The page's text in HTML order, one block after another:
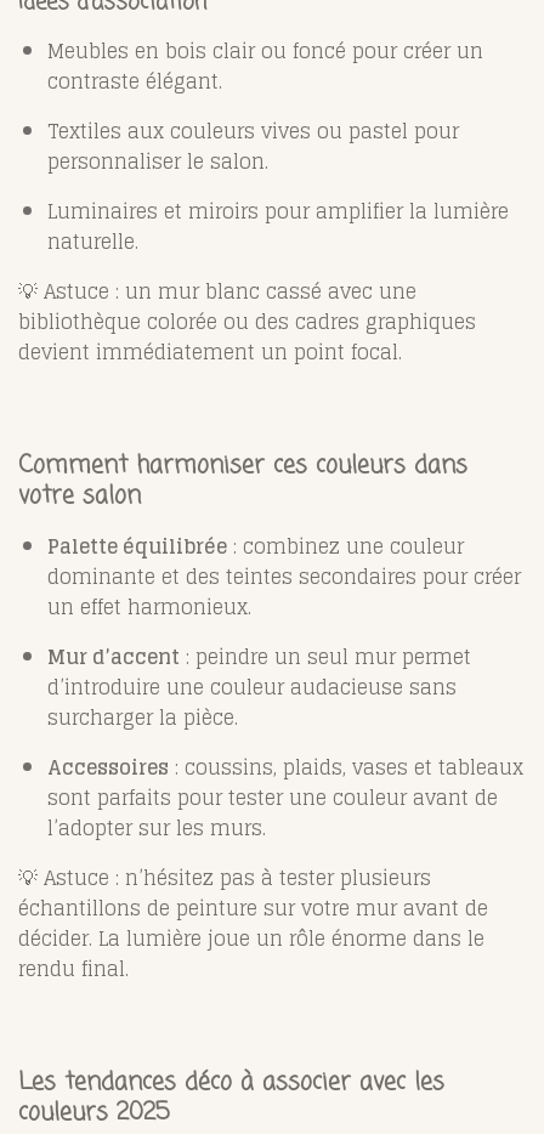
Meubles en bois clair ou foncé pour créer un
contraste élégant.
Textiles aux couleurs vives ou pastel pour
personnaliser le salon.
Luminaires et miroirs pour amplifier la lumière
naturelle.
💡 Astuce : un mur blanc cassé avec une
bibliothèque colorée ou des cadres graphiques
devient immédiatement un point focal.
Comment harmoniser ces couleurs dans
votre salon
Palette équilibrée : combinez une couleur
dominante et des teintes secondaires pour créer
un effet harmonieux.
Mur d’accent : peindre un seul mur permet
d’introduire une couleur audacieuse sans
surcharger la pièce.
Accessoires : coussins, plaids, vases et tableaux
sont parfaits pour tester une couleur avant de
l’adopter sur les murs.
💡 Astuce : n’hésitez pas à tester plusieurs
échantillons de peinture sur votre mur avant de
décider. La lumière joue un rôle énorme dans le
rendu final.
Les tendances déco à associer avec les
couleurs 2025